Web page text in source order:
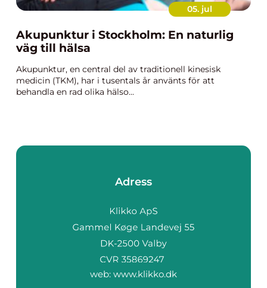
05. jul
Akupunktur i Stockholm: En naturlig
väg till hälsa
Akupunktur, en central del av traditionell kinesisk
medicin (TKM), har i tusentals år använts för att
behandla en rad olika hälso...
Adress
web: www.klikko.dk